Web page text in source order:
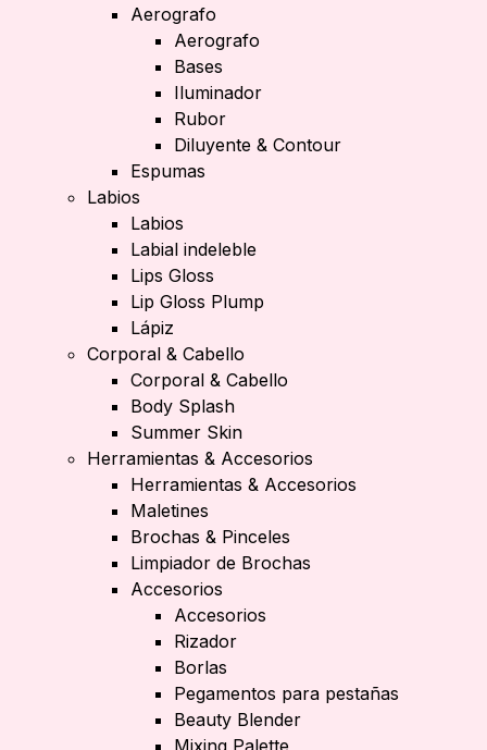
Aerografo
Aerografo
Bases
Iluminador
Rubor
Diluyente & Contour
Espumas
Labios
Labios
Labial indeleble
Lips Gloss
Lip Gloss Plump
Lápiz
Corporal & Cabello
Corporal & Cabello
Body Splash
Summer Skin
Herramientas & Accesorios
Herramientas & Accesorios
Maletines
Brochas & Pinceles
Limpiador de Brochas
Accesorios
Accesorios
Rizador
Borlas
Pegamentos para pestañas
Beauty Blender
Mixing Palette